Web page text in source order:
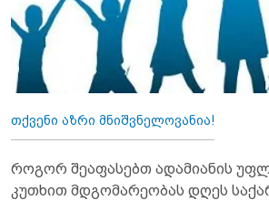
თქვენი აზრი მნიშვნელოვანია!
როგორ შეაფასებთ ადამიანის
კუთხით მდგომარეობას დღეს